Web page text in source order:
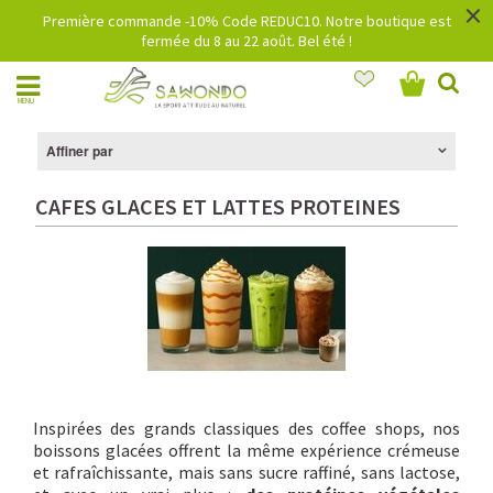
Première commande -10% Code REDUC10. Notre boutique est
fermée du 8 au 22 août. Bel été !
×
MENU
Affiner par
CAFES GLACES ET LATTES PROTEINES
Inspirées des grands classiques des coffee shops, nos
boissons glacées offrent la même expérience crémeuse
et rafraîchissante, mais sans sucre raffiné, sans lactose,